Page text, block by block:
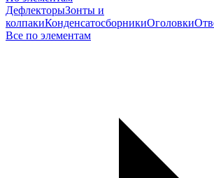
ДефлекторыЗонты и
колпакиКонденсатосборникиОголовки
Все по элементам